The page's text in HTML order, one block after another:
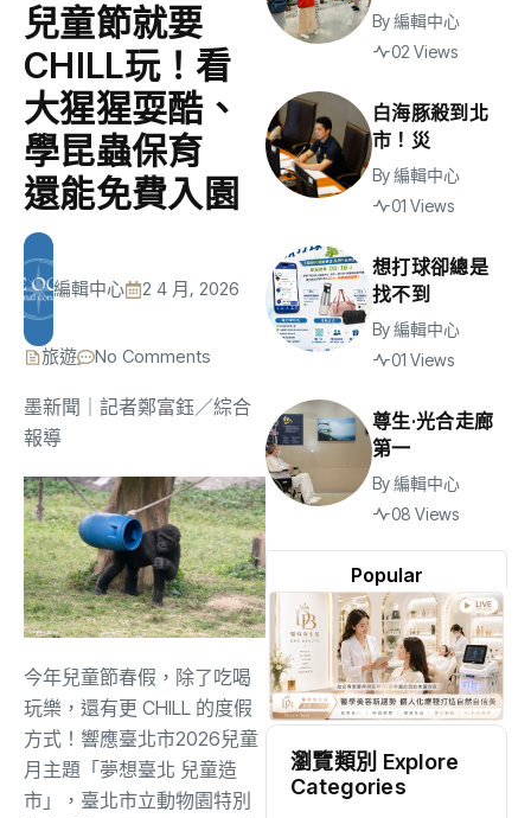
兒童節就要
CHILL玩！看
大猩猩耍酷、
學昆蟲保育
還能免費入園
編輯中心 2 4 月, 2026
旅遊 No Comments
墨新聞 ｜記者鄭富鈺／綜合
報導
今年兒童節春假，除了吃喝
玩樂，還有更 CHILL 的度假
方式！響應臺北市2026兒童
月主題「夢想臺北 兒童造
市」，臺北市立動物園特別
Popular
By編輯中心
02 Views
白海豚殺到北
市！災
By編輯中心
01 Views
想打球卻總是
找不到
By編輯中心
01 Views
尊生·光合走廊
第一
By編輯中心
08 Views
瀏覽類別 Explore
Categories